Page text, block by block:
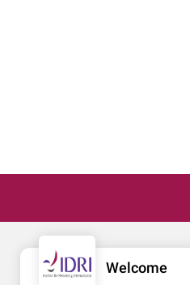
Welcome